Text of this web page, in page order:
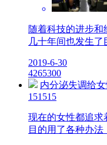
随着科技的进步
几十年间也发生了
2019-6-30
4265300
内分泌失调给
151515
现在的女性都追求
目的用了各种办